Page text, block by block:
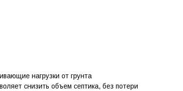
нагрузки от грунта
снизить объем септика, без потери